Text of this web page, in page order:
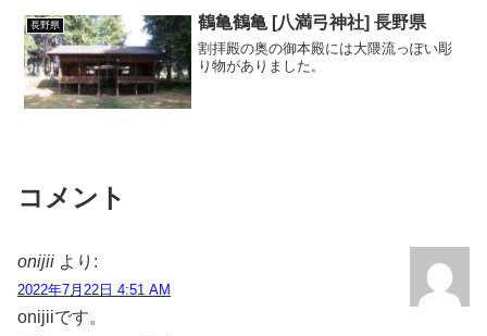
長野県 鶴亀鶴亀 [八満弓神社] 長野県
割拝殿の奥の御本殿には大隈流っぽい彫
り物がありました。
コメント
onijii より:
2022年7月22日 4:51 AM
onijiiです。